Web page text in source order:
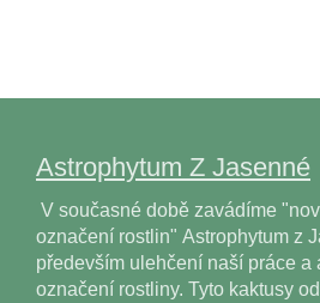
Astrophytum Z Jasenné
V současné době zavádíme
označení rostlin" Astrophytum z
především ulehčení naší práce a
označení rostliny. Tyto kaktusy